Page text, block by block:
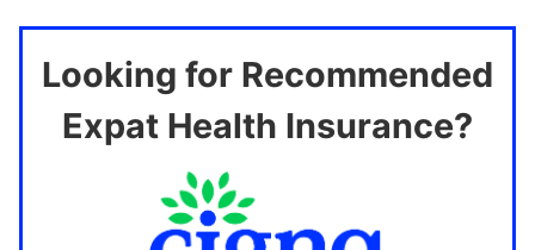
Looking for Recommended
Expat Health Insurance?